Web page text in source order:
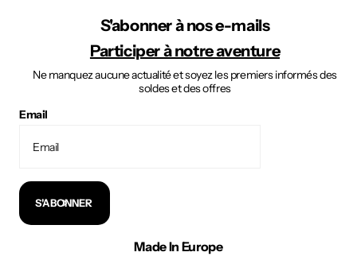
S'abonner à nos e-mails
Participer à notre aventure
Ne manquez aucune actualité et soyez les premiers informés des
soldes et des offres
Email
S'ABONNER
Made In Europe